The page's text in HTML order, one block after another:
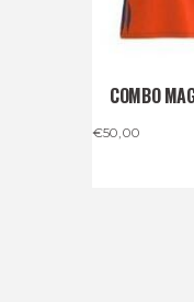
COMBO
€50,00